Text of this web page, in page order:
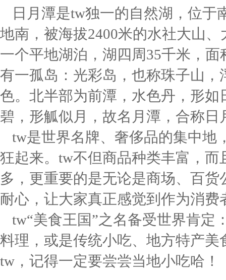
日月潭是tw独一的自然湖，位
地南，被海拔2400米的水社大山
一个平地湖泊，湖四周35千米，
有一孤岛：光彩岛，也称珠子山
色。北半部为前潭，水色丹，形
碧，形觚似月，故名月潭，合称日
tw是世界名牌、奢侈品的集中地
狂起来。tw不但商品种类丰富，
多，更重要的是无论是商场、百
耐心，让大家真正感觉到作为消费
tw“美食王国”之名备受世界肯定
料理，或是传统小吃、地方特产
tw，记得一定要尝尝当地小吃哈！